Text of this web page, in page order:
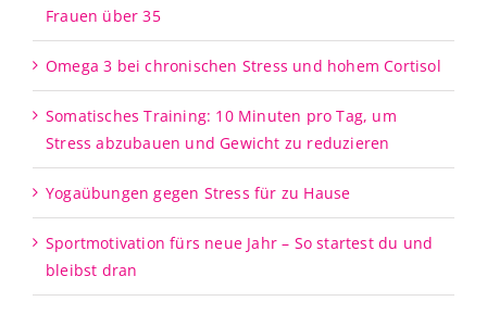
Frauen über 35
Omega 3 bei chronischen Stress und hohem Cortisol
Somatisches Training: 10 Minuten pro Tag, um
Stress abzubauen und Gewicht zu reduzieren
Yogaübungen gegen Stress für zu Hause
Sportmotivation fürs neue Jahr – So startest du und
bleibst dran